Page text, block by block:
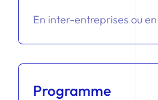
En inter-entreprises ou
Programme